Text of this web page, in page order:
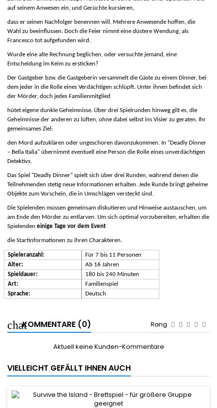
auf seinem Anwesen ein, und Gerüchte kursieren,
dass er seinen Nachfolger benennen will. Mehrere Anwesende hoffen, die
Wahl zu beeinflussen. Doch die Feier nimmt eine düstere Wendung, als
Francesco tot aufgefunden wird.
Wurde eine alte Rechnung beglichen, oder versuchte jemand, eine
Entscheidung im Keim zu ersticken?
Der Gastgeber bzw. die Gastgeberin versammelt die Gäste zu einem Dinner, bei
dem jeder in die Rolle eines Verdächtigen schlüpft. Unter ihnen befindet sich
der Mörder, doch jedes Familienmitglied
hütet eigene dunkle Geheimnisse. Über drei Spielrunden hinweg gilt es, die
Geheimnisse der anderen zu lüften, ohne dabei selbst ins Visier zu geraten. Ihr
gemeinsames Ziel:
den Mord aufzuklären oder ungeschoren davonzukommen. In "Deadly Dinner
– Bella Italia" übernimmt eventuell eine Person die Rolle eines unverdächtigen
Detektivs.
Das Spiel "Deadly Dinner" spielt sich über drei Runden, während denen die
Teilnehmenden stetig neue Informationen erhalten. Jede Runde bringt geheime
Objekte zum Vorschein, die in Umschlägen versteckt sind.
Die Spielenden müssen gemeinsam diskutieren und Hinweise austauschen, um
am Ende den Mörder zu entlarven. Um sich optimal vorzubereiten, erhalten die
Spielenden einige Tage vor dem Event
die Startinformationen zu ihren Charakteren.
Spieleranzahl:
Für 7 bis 11 Personen
Alter:
Ab 16 Jahren
Spieldauer:
180 bis 240 Minuten
Art:
Familienspiel
Sprache:
Deutsch
KOMMENTARE (0) Rang
Aktuell keine Kunden-Kommentare
VIELLEICHT GEFÄLLT IHNEN AUCH